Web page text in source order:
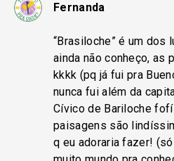
Fernanda
“Brasiloche” é um dos
ainda não conheço, as
kkkk (pq já fui pra
nunca fui além da
Cívico de Bariloche
paisagens são
q eu adoraria fazer!